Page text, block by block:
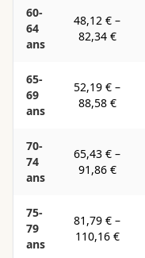
60-
64
ans
48,12 € –
82,34 €
65-
69
ans
52,19 € –
88,58 €
70-
74
ans
65,43 € –
91,86 €
75-
79
ans
81,79 € –
110,16 €